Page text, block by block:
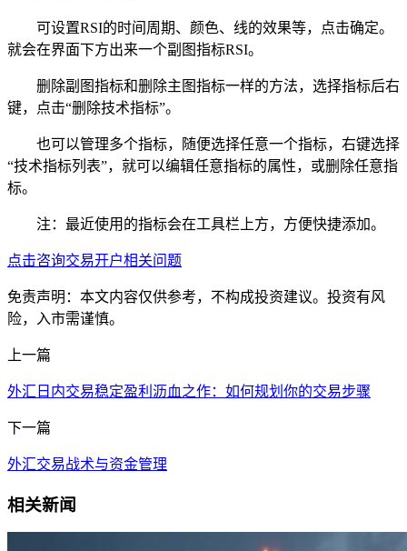
可设置RSI的时间周期、颜色、线的效果等，点击确定。
就会在界面下方出来一个副图指标RSI。
删除副图指标和删除主图指标一样的方法，选择指标后右
键，点击“删除技术指标”。
也可以管理多个指标，随便选择任意一个指标，右键选择
“技术指标列表”，就可以编辑任意指标的属性，或删除任意指
标。
注：最近使用的指标会在工具栏上方，方便快捷添加。
点击咨询交易开户相关问题
免责声明：本文内容仅供参考，不构成投资建议。投资有风
险，入市需谨慎。
上一篇
外汇日内交易稳定盈利沥血之作：如何规划你的交易步骤
下一篇
外汇交易战术与资金管理
相关新闻